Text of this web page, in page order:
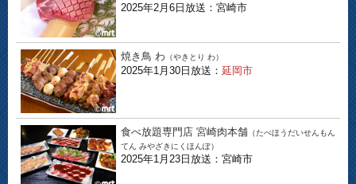
2025年2月6日放送：宮崎市
焼き鳥 わ （やきとり わ）
2025年1月30日放送： 延岡市
食べ放題専門店 宮崎肉本舗 （たべほうだいせんもん
てん みやざきにくほんぽ）
2025年1月23日放送：宮崎市